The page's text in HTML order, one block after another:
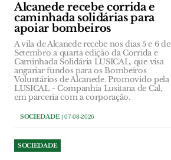
Alcanede recebe corrida e
caminhada solidárias para
apoiar bombeiros
A vila de Alcanede recebe nos dias 5 e 6 de
Setembro a quarta edição da Corrida e
Caminhada Solidária LUSICAL, que visa
angariar fundos para os Bombeiros
Voluntários de Alcanede. Promovido pela
LUSICAL - Companhia Lusitana de Cal,
em parceria com a corporação.
SOCIEDADE| 07-08-2026
SOCIEDADE